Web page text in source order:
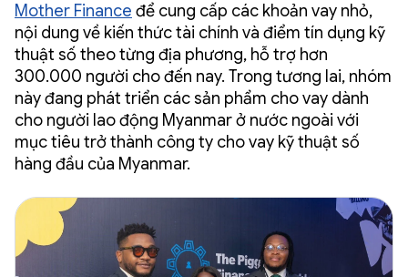
Mother Finance để cung cấp các khoản vay nhỏ,
nội dung về kiến thức tài chính và điểm tín dụng kỹ
thuật số theo từng địa phương, hỗ trợ hơn
300.000 người cho đến nay. Trong tương lai, nhóm
này đang phát triển các sản phẩm cho vay dành
cho người lao động Myanmar ở nước ngoài với
mục tiêu trở thành công ty cho vay kỹ thuật số
hàng đầu của Myanmar.